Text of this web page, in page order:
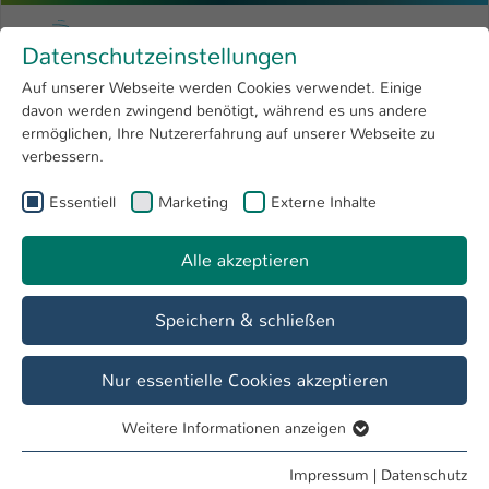
Menu
Forschung 4
Open submenu
Hochschule
International
Zum Hauptinhalt springen
Hochschule Kaiserslautern
Sie sind hier:
Suche
Personenverzeichnis
Studiengänge
Datenschutzeinstellungen
Auf unserer Webseite werden Cookies verwendet. Einige
davon werden zwingend benötigt, während es uns andere
ermöglichen, Ihre Nutzererfahrung auf unserer Webseite zu
verbessern.
Essentiell Marketing Externe Inhalte
Alle akzeptieren
Speichern & schließen
Nur essentielle Cookies akzeptieren
Essentielle Cookies werden für grundlegende Funktionen
Weitere Informationen anzeigen
Impressum | Datenschutz